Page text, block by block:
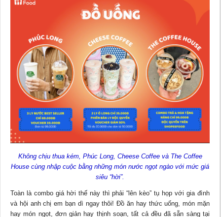
Không chịu thua kém, Phúc Long, Cheese Coffee và The Coffee
House cùng nhập cuộc bằng những món nước ngọt ngào với mức giá
siêu “hời”.
Toàn là combo giá hời thế này thì phải “lên kèo” tụ họp với gia đình
và hội anh chị em bạn dì ngay thôi! Đồ ăn hay thức uống, món mặn
hay món ngọt, đơn giản hay thịnh soạn, tất cả đều đã sẵn sàng tại